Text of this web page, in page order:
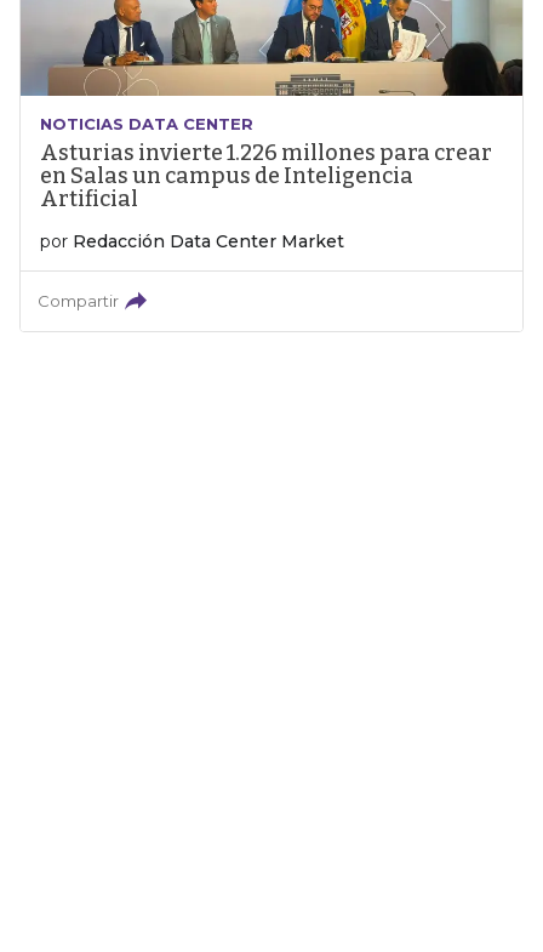
NOTICIAS DATA CENTER
Asturias invierte 1.226 millones para crear
en Salas un campus de Inteligencia
Artificial
por Redacción Data Center Market
Compartir